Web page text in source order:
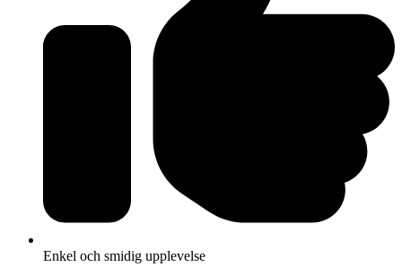
Enkel och smidig upplevelse